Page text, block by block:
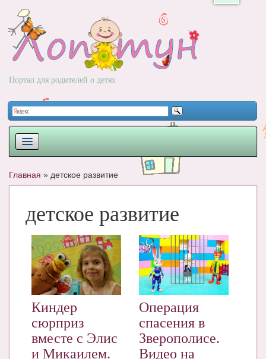
Портал для родителей о детях
НОВОРОЖДЕННЫЙ
РАЗВИТИЕ
ВОПРОС-ОТВЕТ
КНИГИ
Рекомендовано
Сказки
Главная » детское развитие
детское развитие
Киндер
сюрприз
вместе с Элис
и Микаилем.
Операция
спасения в
Зверополисе.
Видео на